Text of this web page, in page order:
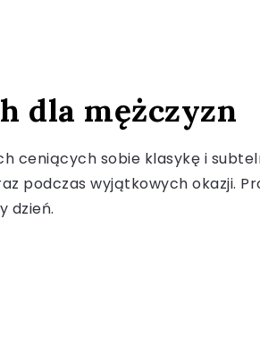
dla mężczyzn
ceniących sobie klasykę i
podczas wyjątkowych okazji.
dzień.